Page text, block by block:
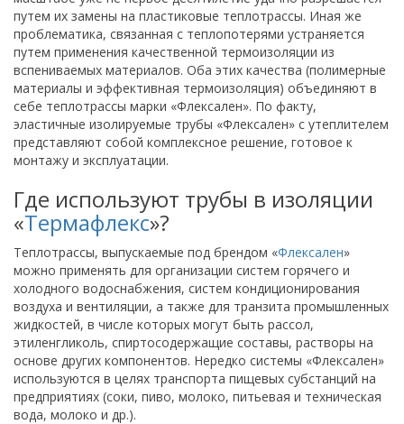
путем их замены на пластиковые теплотрассы. Иная же
проблематика, связанная с теплопотерями устраняется
путем применения качественной термоизоляции из
вспениваемых материалов. Оба этих качества (полимерные
материалы и эффективная термоизоляция) объединяют в
себе теплотрассы марки «Флексален». По факту,
эластичные изолируемые трубы «Флексален» с утеплителем
представляют собой комплексное решение, готовое к
монтажу и эксплуатации.
Где используют трубы в изоляции
«Термафлекс»?
Теплотрассы, выпускаемые под брендом «Флексален»
можно применять для организации систем горячего и
холодного водоснабжения, систем кондиционирования
воздуха и вентиляции, а также для транзита промышленных
жидкостей, в числе которых могут быть рассол,
этиленгликоль, спиртосодержащие составы, растворы на
основе других компонентов. Нередко системы «Флексален»
используются в целях транспорта пищевых субстанций на
предприятиях (соки, пиво, молоко, питьевая и техническая
вода, молоко и др.).